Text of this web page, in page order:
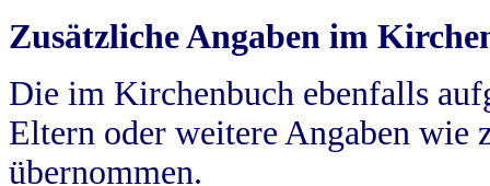
Zusätzliche Angaben im
Die im Kirchenbuch ebenfalls
Eltern oder weitere Angaben wie
übernommen.